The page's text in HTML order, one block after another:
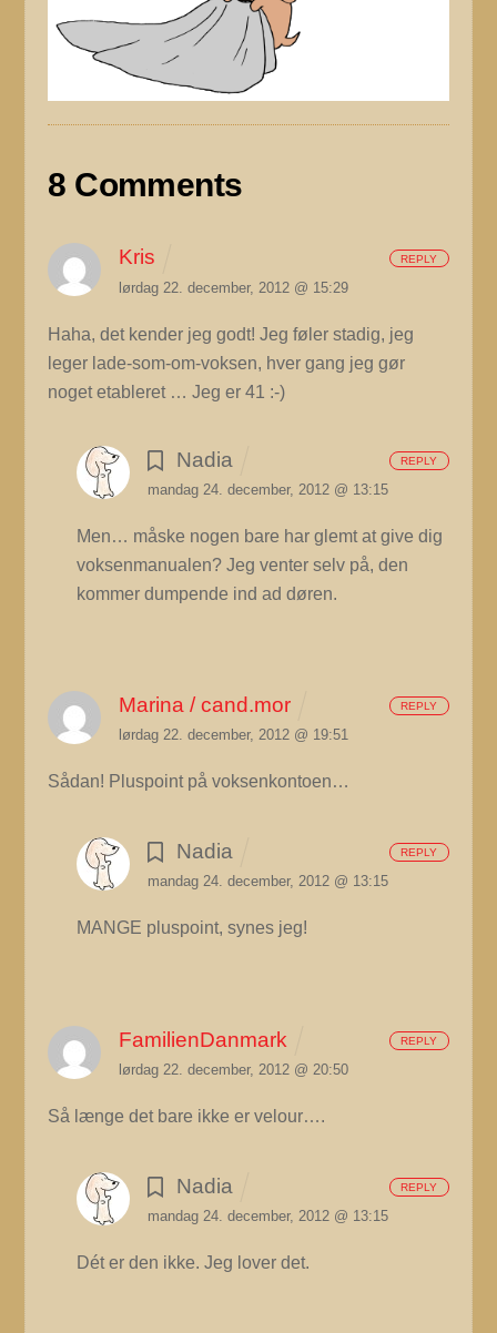
8 Comments
Kris
lørdag 22. december, 2012 @ 15:29
Haha, det kender jeg godt! Jeg føler stadig, jeg
leger lade-som-om-voksen, hver gang jeg gør
noget etableret … Jeg er 41 :-)
REPLY
Nadia
mandag 24. december, 2012 @ 13:15
Men… måske nogen bare har glemt at give dig
voksenmanualen? Jeg venter selv på, den
kommer dumpende ind ad døren.
REPLY
Marina / cand.mor
lørdag 22. december, 2012 @ 19:51
Sådan! Pluspoint på voksenkontoen…
REPLY
Nadia
mandag 24. december, 2012 @ 13:15
MANGE pluspoint, synes jeg!
REPLY
FamilienDanmark
lørdag 22. december, 2012 @ 20:50
Så længe det bare ikke er velour….
REPLY
Nadia
mandag 24. december, 2012 @ 13:15
Dét er den ikke. Jeg lover det.
REPLY